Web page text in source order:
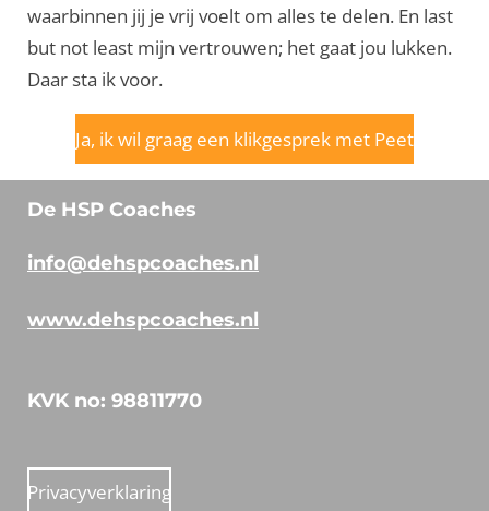
waarbinnen jij je vrij voelt om alles te delen. En last
but not least mijn vertrouwen; het gaat jou lukken.
Daar sta ik voor.
Ja, ik wil graag een klikgesprek met Peet
De HSP Coaches
info@dehspcoaches.nl
www.dehspcoaches.nl
KVK no: 98811770
Privacyverklaring